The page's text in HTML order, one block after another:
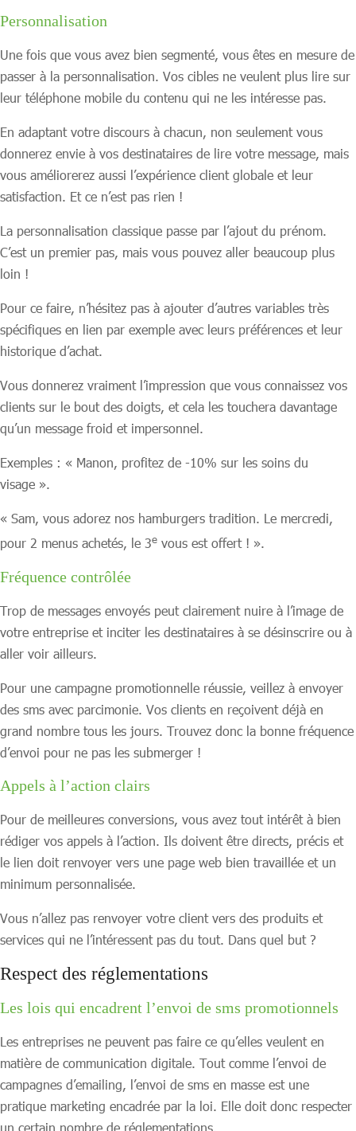
Personnalisation
Une fois que vous avez bien segmenté, vous êtes en mesure de
passer à la personnalisation. Vos cibles ne veulent plus lire sur
leur téléphone mobile du contenu qui ne les intéresse pas.
En adaptant votre discours à chacun, non seulement vous
donnerez envie à vos destinataires de lire votre message, mais
vous améliorerez aussi l’expérience client globale et leur
satisfaction. Et ce n’est pas rien !
La personnalisation classique passe par l’ajout du prénom.
C’est un premier pas, mais vous pouvez aller beaucoup plus
loin !
Pour ce faire, n’hésitez pas à ajouter d’autres variables très
spécifiques en lien par exemple avec leurs préférences et leur
historique d’achat.
Vous donnerez vraiment l’impression que vous connaissez vos
clients sur le bout des doigts, et cela les touchera davantage
qu’un message froid et impersonnel.
Exemples : « Manon, profitez de -10% sur les soins du
visage ».
« Sam, vous adorez nos hamburgers tradition. Le mercredi,
pour 2 menus achetés, le 3e vous est offert ! ».
Fréquence contrôlée
Trop de messages envoyés peut clairement nuire à l’image de
votre entreprise et inciter les destinataires à se désinscrire ou à
aller voir ailleurs.
Pour une campagne promotionnelle réussie, veillez à envoyer
des sms avec parcimonie. Vos clients en reçoivent déjà en
grand nombre tous les jours. Trouvez donc la bonne fréquence
d’envoi pour ne pas les submerger !
Appels à l’action clairs
Pour de meilleures conversions, vous avez tout intérêt à bien
rédiger vos appels à l’action. Ils doivent être directs, précis et
le lien doit renvoyer vers une page web bien travaillée et un
minimum personnalisée.
Vous n’allez pas renvoyer votre client vers des produits et
services qui ne l’intéressent pas du tout. Dans quel but ?
Respect des réglementations
Les lois qui encadrent l’envoi de sms promotionnels
Les entreprises ne peuvent pas faire ce qu’elles veulent en
matière de communication digitale. Tout comme l’envoi de
campagnes d’emailing, l’envoi de sms en masse est une
pratique marketing encadrée par la loi. Elle doit donc respecter
un certain nombre de réglementations.